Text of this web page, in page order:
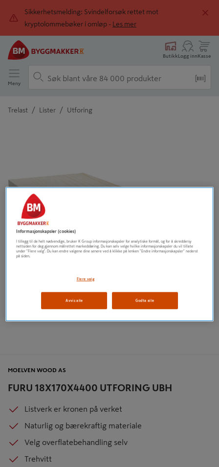
Sikkerhetsmelding: Svindelforsøk rettet mot
kryptolommebøker i omløp -
Les mer
ButikkLogg innKasse
Meny
Trelast / Lister / Utforing
FURU 18X170X4400 UTFORING UBH
MOELVEN WOOD AS
Listverk er kronen på verket
Naturlig og bærekraftig materiale
Velg overflatebehandling selv
Trehvitt
Informasjonskapsler (cookies)
I tillegg til de helt nødvendige, bruker K Group informasjonskapsler for analytiske formål, og for å skreddersy
nettsiden for deg gjennom målrettet markedsføring. Du kan selv velge hvilke informasjonskapsler du vil tillate
under "Flere valg". Du kan endre valgene dine senere ved å klikke på lenken "Endre informasjonskapsler" nederst
på siden.
Flere valg
Avvis alle Godta alle